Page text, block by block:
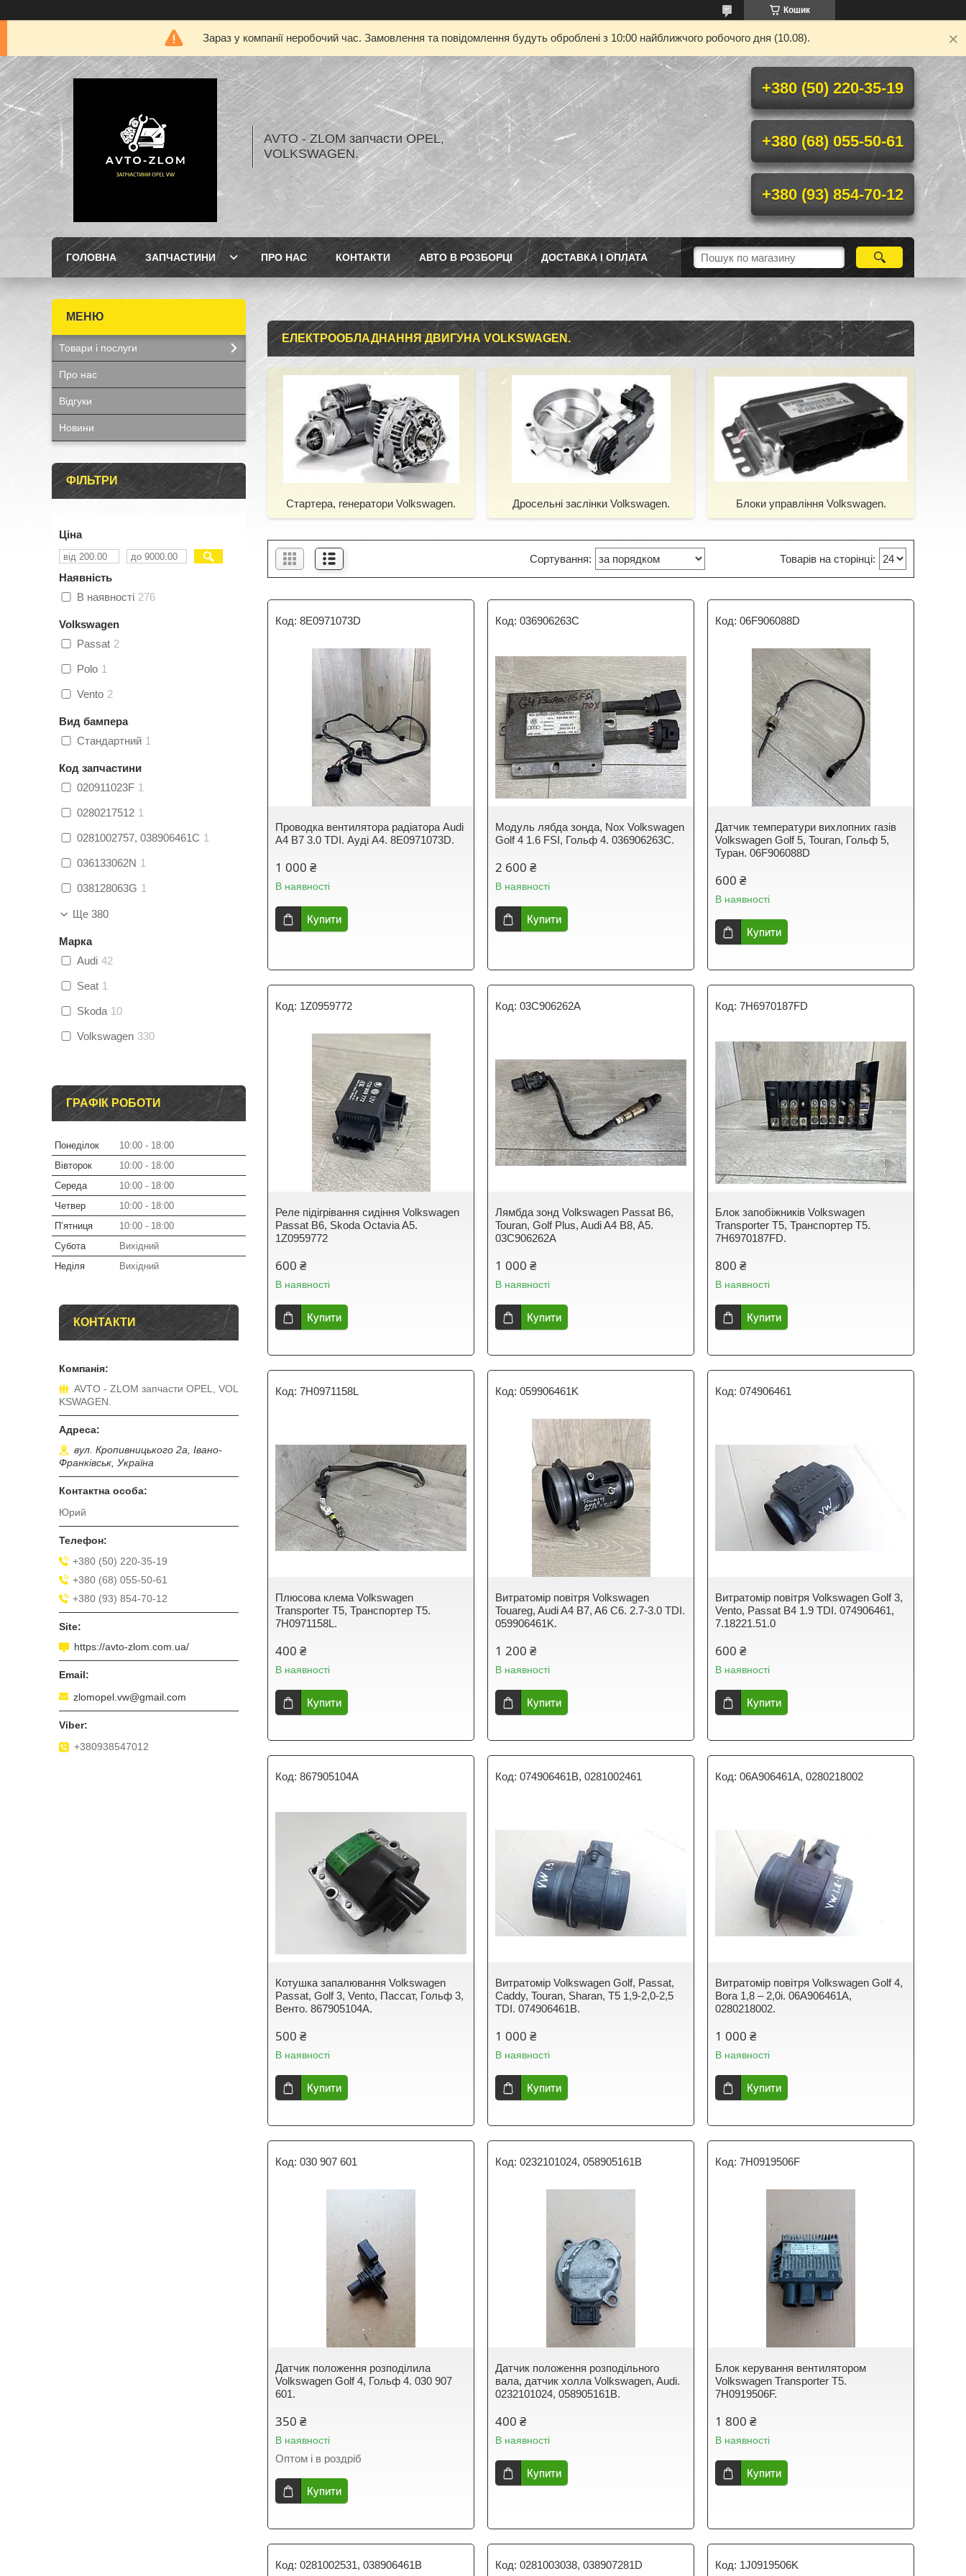
Кошик
Зараз у компанії неробочий час. Замовлення та повідомлення будуть оброблені з 10:00 найближчого робочого дня (10.08).
AVTO - ZLOM запчасти OPEL,
VOLKSWAGEN.
+380 (50) 220-35-19
+380 (68) 055-50-61
+380 (93) 854-70-12
ГОЛОВНА ЗАПЧАСТИНИ ПРО НАС КОНТАКТИ АВТО В РОЗБОРЦІ ДОСТАВКА І ОПЛАТА
ЕЛЕКТРООБЛАДНАННЯ ДВИГУНА VOLKSWAGEN.
Стартера, генератори Volkswagen. Дросельні заслінки Volkswagen. Блоки управління Volkswagen.
8E0971073D
Проводка вентилятора радіатора Audi
A4 B7 3.0 TDI. Ауді А4. 8E0971073D.
1 000 ₴
В наявності
Купити
036906263C
Модуль лябда зонда, Nox Volkswagen
Golf 4 1.6 FSI, Гольф 4. 036906263C.
2 600 ₴
В наявності
Купити
06F906088D
Датчик температури вихлопних газів
Volkswagen Golf 5, Touran, Гольф 5,
Туран. 06F906088D
600 ₴
В наявності
Купити
1Z0959772
Реле підігрівання сидіння Volkswagen
Passat B6, Skoda Octavia A5.
1Z0959772
600 ₴
В наявності
Купити
03C906262A
Лямбда зонд Volkswagen Passat B6,
Touran, Golf Plus, Audi A4 B8, A5.
03C906262A
1 000 ₴
В наявності
Купити
7H6970187FD
Блок запобіжників Volkswagen
Transporter T5, Транспортер Т5.
7H6970187FD.
800 ₴
В наявності
Купити
7H0971158L
Плюсова клема Volkswagen
Transporter T5, Транспортер Т5.
7H0971158L.
400 ₴
В наявності
Купити
059906461K
Витратомір повітря Volkswagen
Touareg, Audi A4 B7, A6 C6. 2.7-3.0 TDI.
059906461K.
1 200 ₴
В наявності
Купити
074906461
Витратомір повітря Volkswagen Golf 3,
Vento, Passat B4 1.9 TDI. 074906461,
7.18221.51.0
600 ₴
В наявності
Купити
867905104A
Котушка запалювання Volkswagen
Passat, Golf 3, Vento, Пассат, Гольф 3,
Венто. 867905104A.
500 ₴
В наявності
Купити
074906461B, 0281002461
Витратомір Volkswagen Golf, Passat,
Caddy, Touran, Sharan, T5 1,9-2,0-2,5
TDI. 074906461B.
1 000 ₴
В наявності
Купити
06A906461A, 0280218002
Витратомір повітря Volkswagen Golf 4,
Bora 1,8 – 2,0i. 06A906461A,
0280218002.
1 000 ₴
В наявності
Купити
030 907 601
Датчик положення розподілила
Volkswagen Golf 4, Гольф 4. 030 907
601.
350 ₴
В наявності
Оптом і в роздріб
Купити
0232101024, 058905161B
Датчик положення розподільного
вала, датчик холла Volkswagen, Audi.
0232101024, 058905161B.
400 ₴
В наявності
Купити
7H0919506F
Блок керування вентилятором
Volkswagen Transporter T5.
7H0919506F.
1 800 ₴
В наявності
Купити
0281002531, 038906461B 0281003038, 038907281D 1J0919506K
Товари і послуги
Про нас
Відгуки
Новини
ФІЛЬТРИ
Ціна
Наявність
В наявності 276
Volkswagen
Passat 2
Polo 1
Vento 2
Вид бампера
Стандартний 1
Код запчастини
020911023F 1
0280217512 1
0281002757, 038906461C 1
036133062N 1
038128063G 1
Ще 380
Марка
Audi 42
Seat 1
Skoda 10
Volkswagen 330
ГРАФІК РОБОТИ
Понеділок 10:00
18:00
Вівторок
10:00
18:00
Середа
10:00
18:00
Четвер
10:00
18:00
Пʼятниця
10:00
18:00
Субота
Вихідний
Неділя
Вихідний
КОНТАКТИ
AVTO - ZLOM запчасти OPEL, VOL
KSWAGEN.
вул. Кропивницького 2а, Івано-
Франківськ, Україна
Юрий
+380 (50) 220-35-19
+380 (68) 055-50-61
+380 (93) 854-70-12
https://avto-zlom.com.ua/
zlomopel.vw@gmail.com
+380938547012